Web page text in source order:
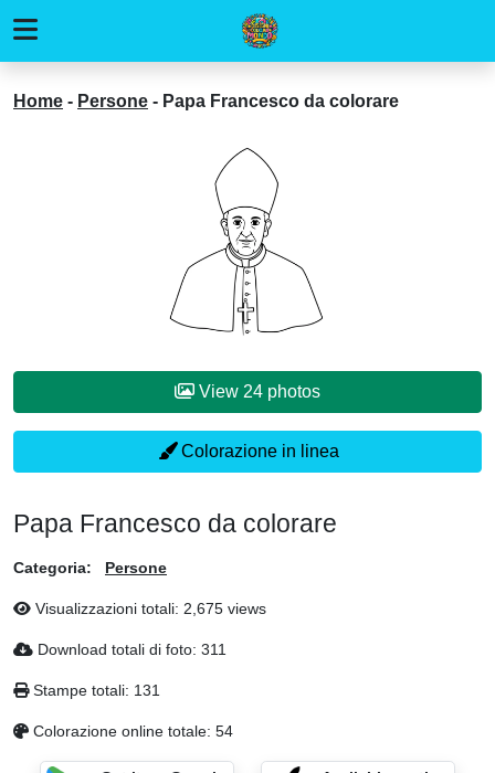
Home - Persone - Papa Francesco da colorare
View 24 photos
Colorazione in linea
Papa Francesco da colorare
Categoria: Persone
Visualizzazioni totali: 2,675 views
Download totali di foto: 311
Stampe totali: 131
Colorazione online totale: 54